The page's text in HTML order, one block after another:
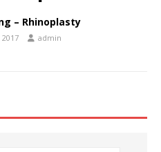
– Rhinoplasty
admin